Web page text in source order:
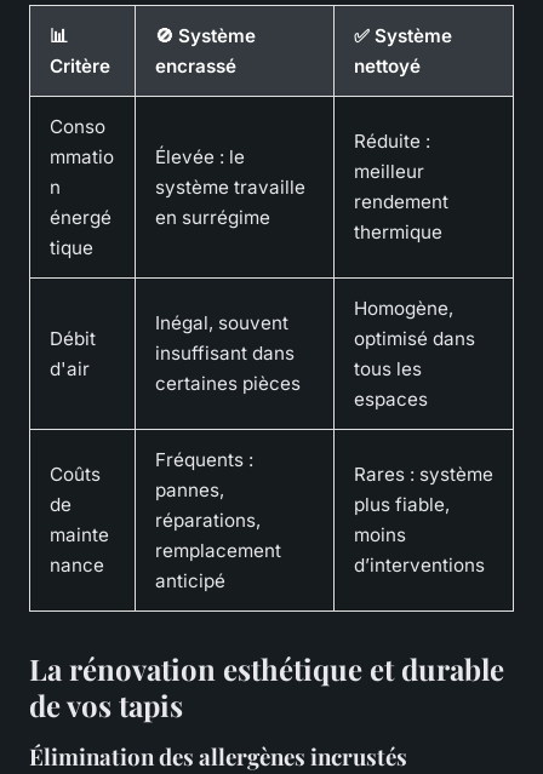
📊
Critère
🚫 Système
encrassé
✅ Système
nettoyé
Conso
mmatio
n
énergé
tique
Élevée : le
système travaille
en surrégime
Réduite :
meilleur
rendement
thermique
Débit
d'air
Inégal, souvent
insuffisant dans
certaines pièces
Homogène,
optimisé dans
tous les
espaces
Coûts
de
mainte
nance
Fréquents :
pannes,
réparations,
remplacement
anticipé
Rares : système
plus fiable,
moins
d’interventions
La rénovation esthétique et durable
de vos tapis
Élimination des allergènes incrustés